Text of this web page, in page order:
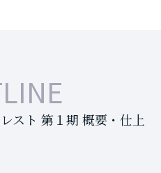
スト 第１期 概要・仕上